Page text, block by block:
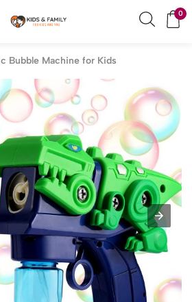
0
Bubble Machine for Kids